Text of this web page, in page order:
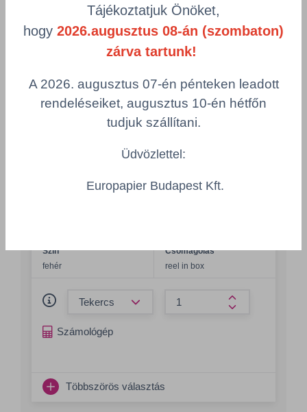
Összes termék (a rendezéshez - SZŰRÉS - kattints a lenti
kategóriákra)
Termékek oldalanként
product-
grid.filter.title.mobile
Visszaállítás
Szín
fehér
Csomagolás
reel in box
Összeg
Számológép
Többszörös választás
Tájékoztatjuk Önöket,
hogy 2026.augusztus 08-án (szombaton)
zárva tartunk!
A 2026. augusztus 07-én pénteken leadott
rendeléseiket, augusztus 10-én hétfőn
tudjuk szállítani.
Üdvözlettel:
Europapier Budapest Kft.